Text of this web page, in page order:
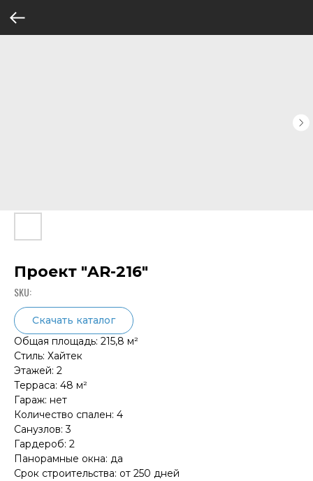
Проект "AR-216"
SKU:
Скачать каталог
Общая площадь: 215,8 м²
Стиль: Хайтек
Этажей: 2
Терраса: 48 м²
Гараж: нет
Количество спален: 4
Санузлов: 3
Гардероб: 2
Панорамные окна: да
Срок строительства: от 250 дней